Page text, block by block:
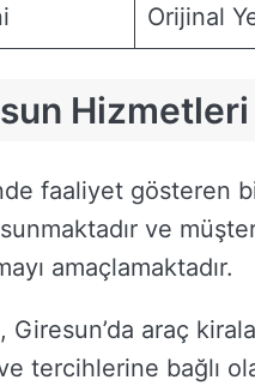
Orijinal
faaliyet gösteren
ve
amaçlamaktadır.
Giresun’da araç
tercihlerine bağlı